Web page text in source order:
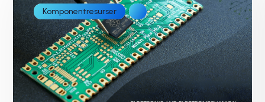
Komponentresurser